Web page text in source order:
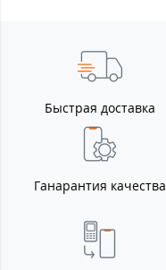
Быстрая доставка
Ганарантия качества